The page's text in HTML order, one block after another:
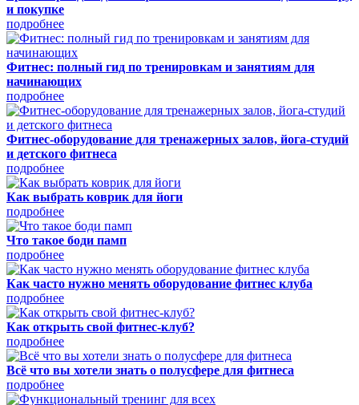
и покупке
подробнее
Фитнес: полный гид по тренировкам и занятиям для
начинающих
подробнее
Фитнес-оборудование для тренажерных залов, йога-студий
и детского фитнеса
подробнее
Как выбрать коврик для йоги
подробнее
Что такое боди памп
подробнее
Как часто нужно менять оборудование фитнес клуба
подробнее
Как открыть свой фитнес-клуб?
подробнее
Всё что вы хотели знать о полусфере для фитнеса
подробнее